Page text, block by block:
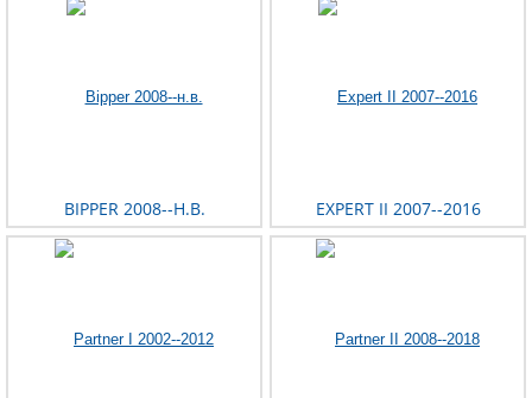
BIPPER 2008--Н.В. EXPERT II 2007--2016